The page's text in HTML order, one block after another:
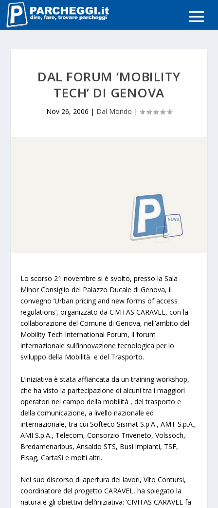
DAL FORUM ‘MOBILITY
TECH’ DI GENOVA
Nov 26, 2006 | Dal Mondo |
Lo scorso 21 novembre si è svolto, presso la Sala
Minor Consiglio del Palazzo Ducale di Genova, il
convegno ‘Urban pricing and new forms of access
regulations’, organizzato da CIVITAS CARAVEL, con la
collaborazione del Comune di Genova, nell’ambito del
Mobility Tech International Forum, il forum
internazionale sull’innovazione tecnologica per lo
sviluppo della Mobilità e del Trasporto.
L’iniziativa è stata affiancata da un training workshop,
che ha visto la partecipazione di alcuni tra i maggiori
operatori nel campo della mobilità , del trasporto e
della comunicazione, a livello nazionale ed
internazionale, tra cui Softeco Sismat S.p.A., AMT S.p.A.,
AMI S.p.A., Telecom, Consorzio Triveneto, Volssoch,
Bredamenaribus, Ansaldo STS, Busi impianti, TSF,
Elsag, CartaSi e molti altri.
Nel suo discorso di apertura dei lavori, Vito Contursi,
coordinatore del progetto CARAVEL, ha spiegato la
natura e gli obiettivi dell’iniziativa: ‘CIVITAS CARAVEL fa